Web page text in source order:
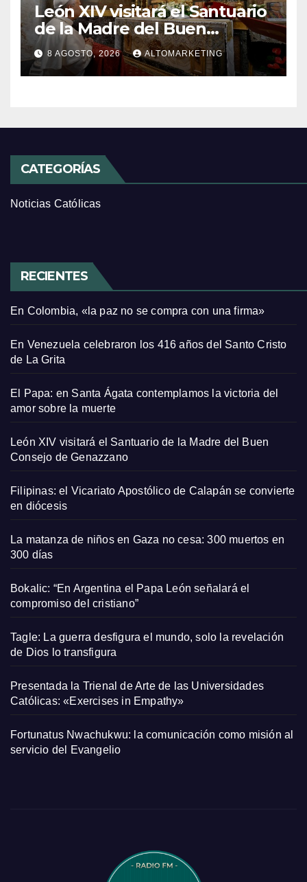
León XIV visitará el Santuario
de la Madre del Buen
Consejo de Genazzano
8 AGOSTO, 2026 ALTOMARKETING
CATEGORÍAS
Noticias Católicas
RECIENTES
En Colombia, «la paz no se compra con una firma»
En Venezuela celebraron los 416 años del Santo Cristo
de La Grita
El Papa: en Santa Ágata contemplamos la victoria del
amor sobre la muerte
León XIV visitará el Santuario de la Madre del Buen
Consejo de Genazzano
Filipinas: el Vicariato Apostólico de Calapán se convierte
en diócesis
La matanza de niños en Gaza no cesa: 300 muertos en
300 días
Bokalic: “En Argentina el Papa León señalará el
compromiso del cristiano”
Tagle: La guerra desfigura el mundo, solo la revelación
de Dios lo transfigura
Presentada la Trienal de Arte de las Universidades
Católicas: «Exercises in Empathy»
Fortunatus Nwachukwu: la comunicación como misión al
servicio del Evangelio